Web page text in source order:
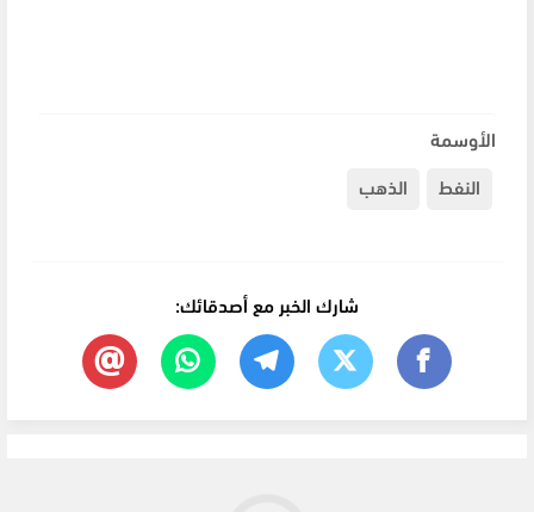
الأوسمة
النفط
الذهب
شارك الخبر مع أصدقائك: